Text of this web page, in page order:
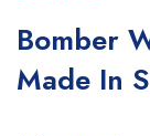
Bomber
Made In